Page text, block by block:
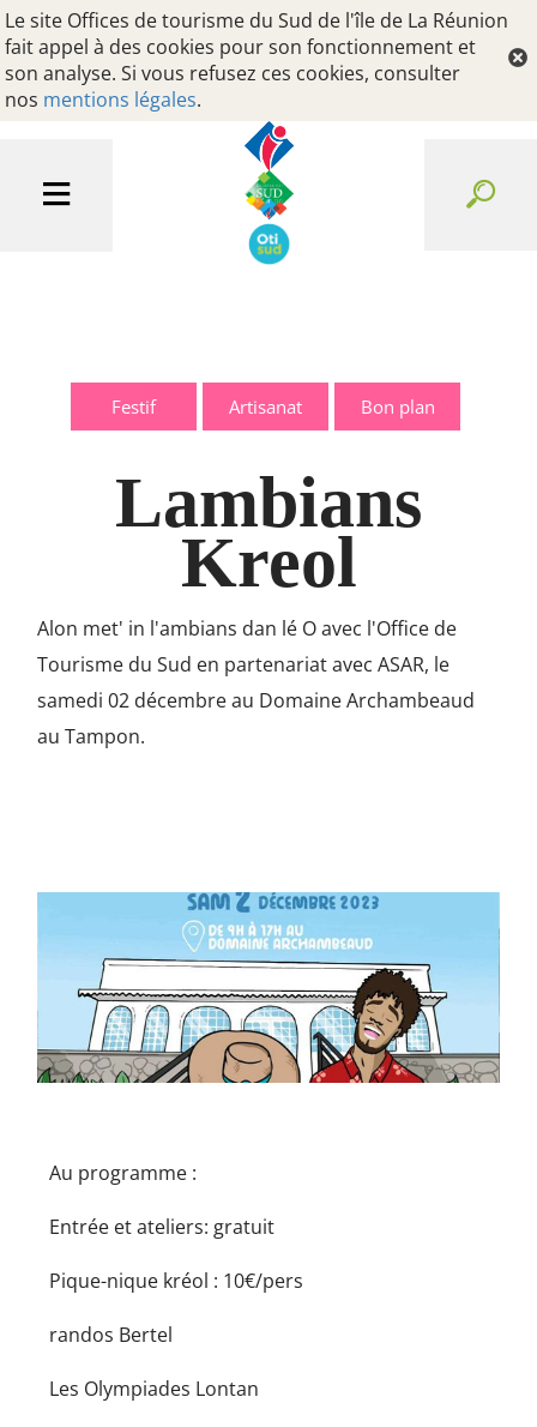
Le site Offices de tourisme du Sud de l'île de La Réunion
fait appel à des cookies pour son fonctionnement et
son analyse. Si vous refusez ces cookies, consulter
nos mentions légales.
Festif Artisanat Bon plan
Lambians
Kreol
Alon met' in l'ambians dan lé O avec l'Office de
Tourisme du Sud en partenariat avec ASAR, le
samedi 02 décembre au Domaine Archambeaud
au Tampon.
Au programme :
Entrée et ateliers: gratuit
Pique-nique kréol : 10€/pers
randos Bertel
Les Olympiades Lontan